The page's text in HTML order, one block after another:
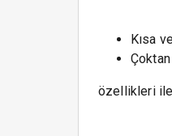
Kısa
özellikleri